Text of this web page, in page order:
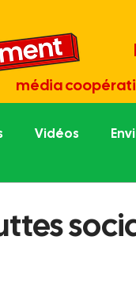
média
Vidéos